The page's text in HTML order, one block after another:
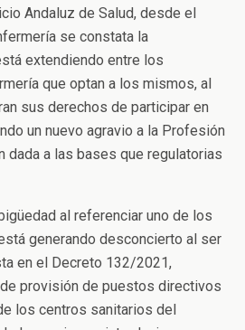
Andaluz de Salud, desde el
se constata la
extendiendo entre los
que optan a los mismos, al
sus derechos de participar en
un nuevo agravio a la Profesión
dada a las bases que regulatorias
al referenciar uno de los
generando desconcierto al ser
en el Decreto 132/2021,
provisión de puestos directivos
los centros sanitarios del